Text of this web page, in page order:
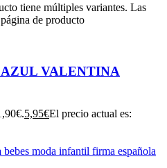
tiene múltiples variantes. Las
de producto
VALENTINA
5,95€El precio actual es: